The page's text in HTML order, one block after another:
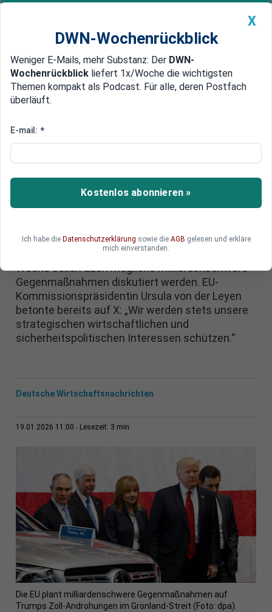
Newsticker MEIN DWN: Geldanlage Premium
Edelmetalle DWN-Magazin China
EU-Sondergipfel: Europas
Drohungen
Nach den Zoll-Drohungen von US-Präsident
Donald Trump im Grönland-Streit steuert Europa
Vereinigten Staaten zu. Beim Sondergipfel der
EU-Staats- und Regierungschefs Ende der
Woche sollen auch mögliche milliardenschwere
Gegenmaßnahmen diskutiert werden. EU-
Kommissionspräsidentin Ursula von der Leyen
betonte bereits auf X: „Wir werden stets unsere
strategischen wirtschaftlichen und
sicherheitspolitischen Interessen schützen.“
Deutsche Wirtschaftsnachrichten
19.01.2026 11:00 Lesezeit: 3 min
Die EU plant milliardenschwere Gegenmaßnahmen auf
Trumps Zoll-Androhungen im Grönland-Streit (Foto: dpa).
X
DWN-Wochenrückblick
Weniger E-Mails, mehr Substanz: Der DWN-
Wochenrückblick liefert 1x/Woche die wichtigsten
Themen kompakt als Podcast. Für alle, deren Postfach
überläuft.
E-mail: *
Kostenlos abonnieren »
Ich habe die Datenschutzerklärung sowie die AGB gelesen und erkläre
mich einverstanden.